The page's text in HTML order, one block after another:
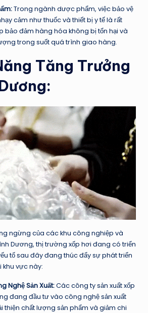
Trong ngành dược phẩm, việc bảo vệ
cảm như thuốc và thiết bị y tế là rất
bảo đảm hàng hóa không bị tổn hại và
trong suốt quá trình giao hàng.
Tăng Trưởng
ngừng của các khu công nghiệp và
Dương, thị trường xốp hơi đang có triển
tố sau đây đang thúc đẩy sự phát triển
khu vực này:
Nghệ Sản Xuất:Các công ty sản xuất xốp
đang đầu tư vào công nghệ sản xuất
thiện chất lượng sản phẩm và giảm chi